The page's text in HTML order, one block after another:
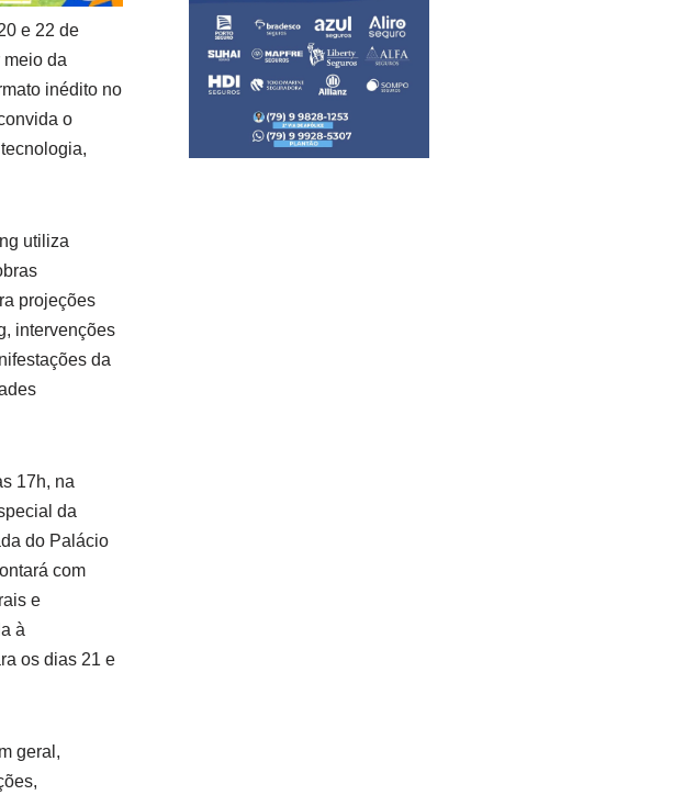
e 22 de
da
inédito no
o
utiliza
projeções
intervenções
da
17h, na
da
do Palácio
com
e
à
os dias 21 e
geral,